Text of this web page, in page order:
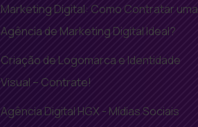
Marketing Digital: Como Contratar uma
Agência de Marketing Digital Ideal?
Criação de Logomarca e Identidade
Visual – Contrate!
Agência Digital HGX - Mídias Sociais